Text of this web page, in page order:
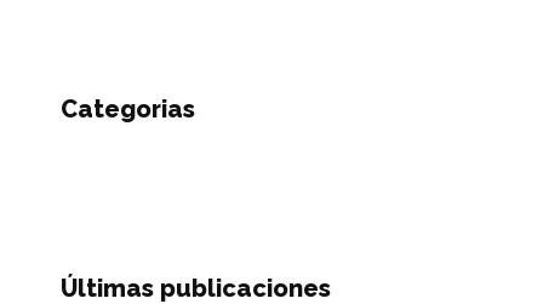
Categorias
Últimas publicaciones